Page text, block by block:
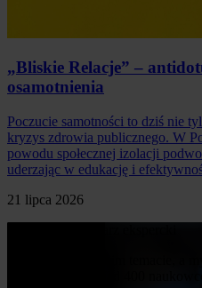
„Bliskie Relacje” –
osamotnienia
Poczucie samotności to dziś nie
kryzys zdrowia publicznego. W
powodu społecznej izolacji
uderzając w edukację i
21 lipca 2026
Napisz nam o swoim temacie, a